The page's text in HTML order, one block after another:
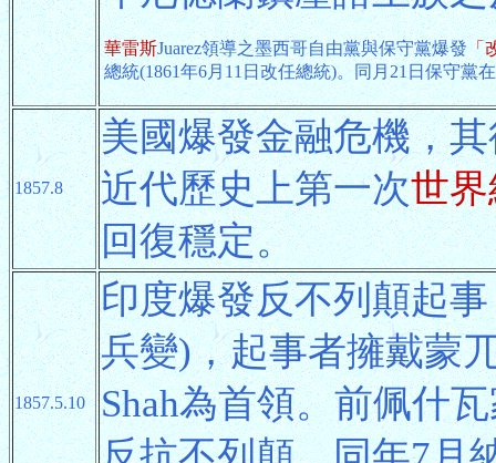
華雷斯Juarez領導之墨西哥自由黨與保守黨爆發「
總統(1861年6月11日改任總統)。同月21日保守黨
1857.8
美國爆發金融危機，
近代歷史上第一次世
回復穩定。
1857.5.10
印度爆發反不列顛起
兵變)，起事者擁戴蒙
Shah為首領。前佩什